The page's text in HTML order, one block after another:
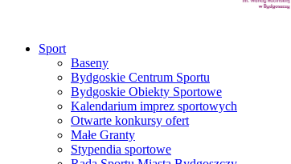
Sport
Baseny
Bydgoskie Centrum Sportu
Bydgoskie Obiekty Sportowe
Kalendarium imprez sportowych
Otwarte konkursy ofert
Małe Granty
Stypendia sportowe